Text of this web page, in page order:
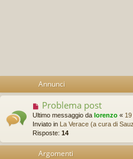
Annunci
Problema post
Ultimo messaggio da lorenzo «
Inviato in La Verace (a cura di
Risposte: 14
Argomenti